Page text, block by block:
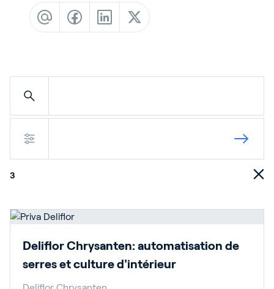
About Priva
Careers
Events
Partnerfinder
Connexion
3
Deliflor Chrysanten: automatisation de
serres et culture d'intérieur